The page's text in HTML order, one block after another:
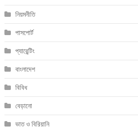
নিয়মনীতি
পাসপোর্ট
প্যারেন্টিং
বাংলাদেশ
বিবিধ
বেড়ানো
ভাত ও বিরিয়ানি